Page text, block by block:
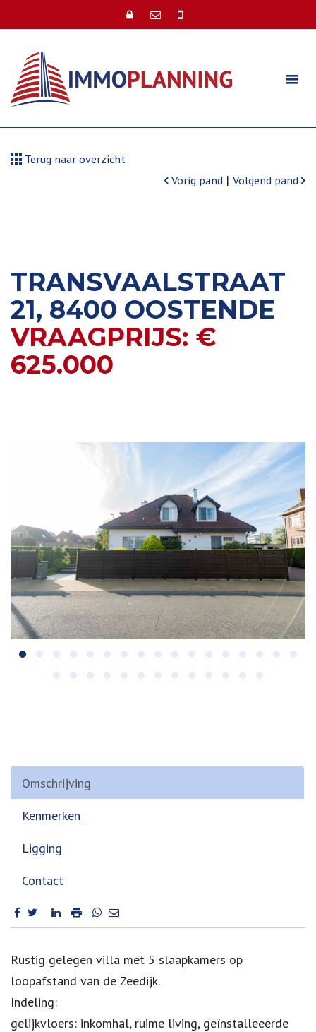
Terug naar overzicht
Vorig pand | Volgend pand
TRANSVAALSTRAAT
21, 8400 OOSTENDE
VRAAGPRIJS: €
625.000
Omschrijving
Kenmerken
Ligging
Contact
Omschrijving
Rustig gelegen villa met 5 slaapkamers op
loopafstand van de Zeedijk.
Indeling:
gelijkvloers: inkomhal, ruime living, geïnstalleeerde